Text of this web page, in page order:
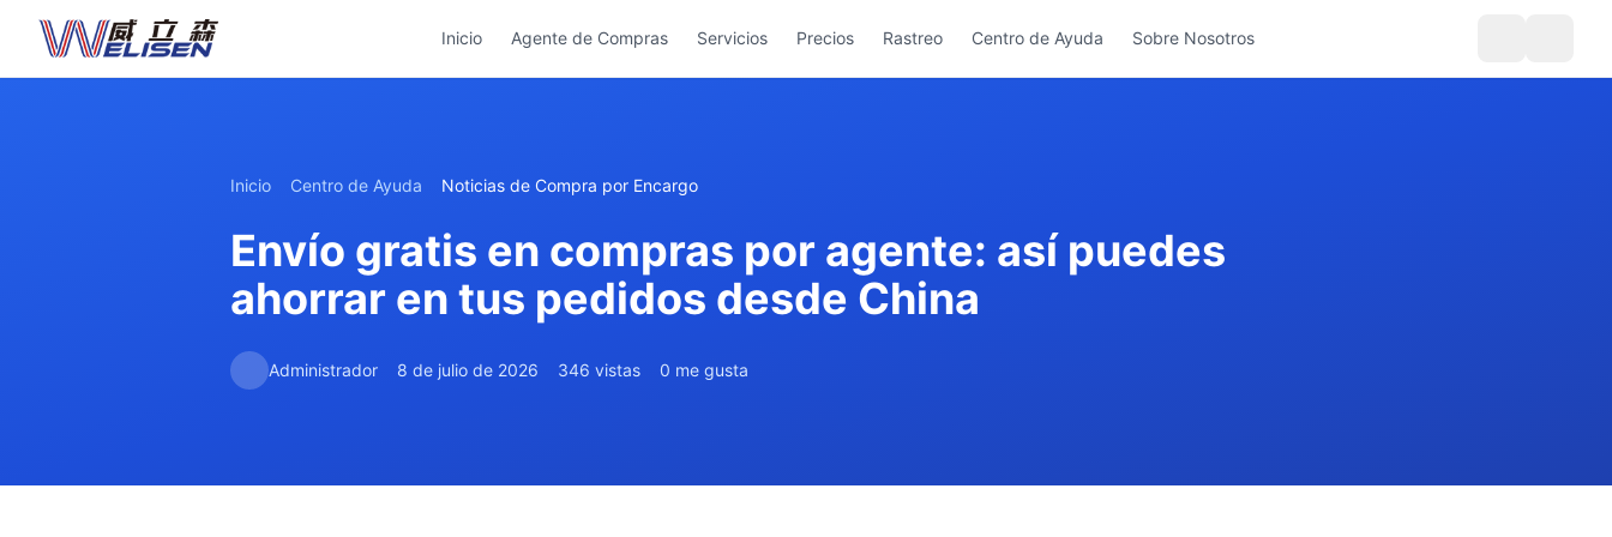
Inicio Agente de Compras Servicios Precios Rastreo Centro de Ayuda Sobre Nosotros
Inicio Centro de Ayuda Noticias de Compra por Encargo
Envío gratis en compras por agente: así puedes
ahorrar en tus pedidos desde China
Administrador 8 de julio de 2026 346 vistas 0 me gusta